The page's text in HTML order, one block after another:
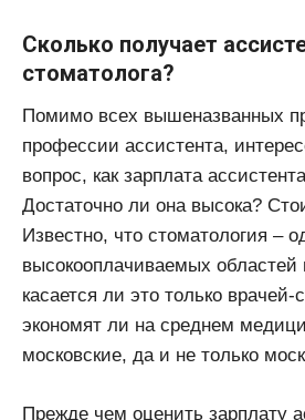
Сколько получает
стоматолога?
Помимо всех вышеназванных
профессии ассистента,
вопрос, как зарплата
Достаточно ли она высока?
Известно, что стоматология –
высокооплачиваемых
касается ли это только врачей-
экономят ли на среднем
московские, да и не только
Прежде чем оценить зарплату